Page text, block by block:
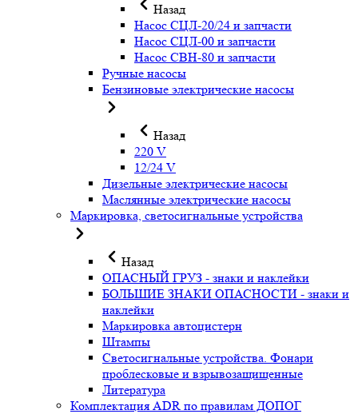
Назад
Насос СЦЛ-20/24 и запчасти
Насос СЦЛ-00 и запчасти
Насос СВН-80 и запчасти
Ручные насосы
Бензиновые электрические насосы
Назад
220 V
12/24 V
Дизельные электрические насосы
Маслянные электрические насосы
Маркировка, светосигнальные устройства
Назад
ОПАСНЫЙ ГРУЗ - знаки и наклейки
БОЛЬШИЕ ЗНАКИ ОПАСНОСТИ - знаки и
наклейки
Маркировка автоцистерн
Штампы
Светосигнальные устройства. Фонари
проблесковые и взрывозащищенные
Литература
Комплектация ADR по правилам ДОПОГ